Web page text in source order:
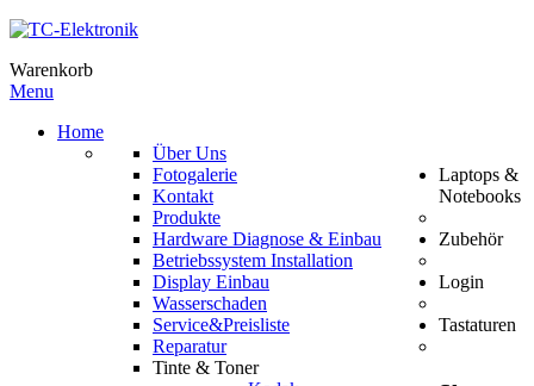
Warenkorb
Menu
Home
Über Uns
Fotogalerie
Kontakt
Produkte
Hardware Diagnose & Einbau
Betriebssystem Installation
Display Einbau
Wasserschaden
Service&Preisliste
Laptops &
Notebooks
Reparatur
Zubehör
Tinte & Toner
Login
Tastaturen